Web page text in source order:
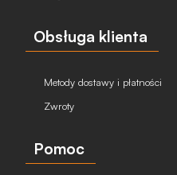
Obsługa klienta
Metody dostawy i płatności
Zwroty
Pomoc